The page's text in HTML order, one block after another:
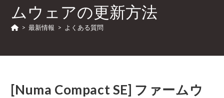
ムウェアの更新方法
> 最新情報 > よくある質問
[Numa Compact SE] ファームウ